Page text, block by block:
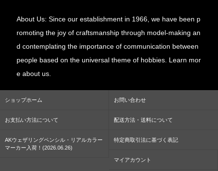
About Us: Since our establishment in 1966, we have been p
romoting the joy of craftsmanship through model-making an
d contemplating the importance of communication between
people based on the universal theme of hobbies. Learn mor
e about us.
ショップホーム お問い合わせ
お支払い方法について 配送方法・送料について
AKウェザリングペンシル・リアルカラー
マーカー入荷！(2026.06.26)
特定商取引法に基づく表記
マイアカウント